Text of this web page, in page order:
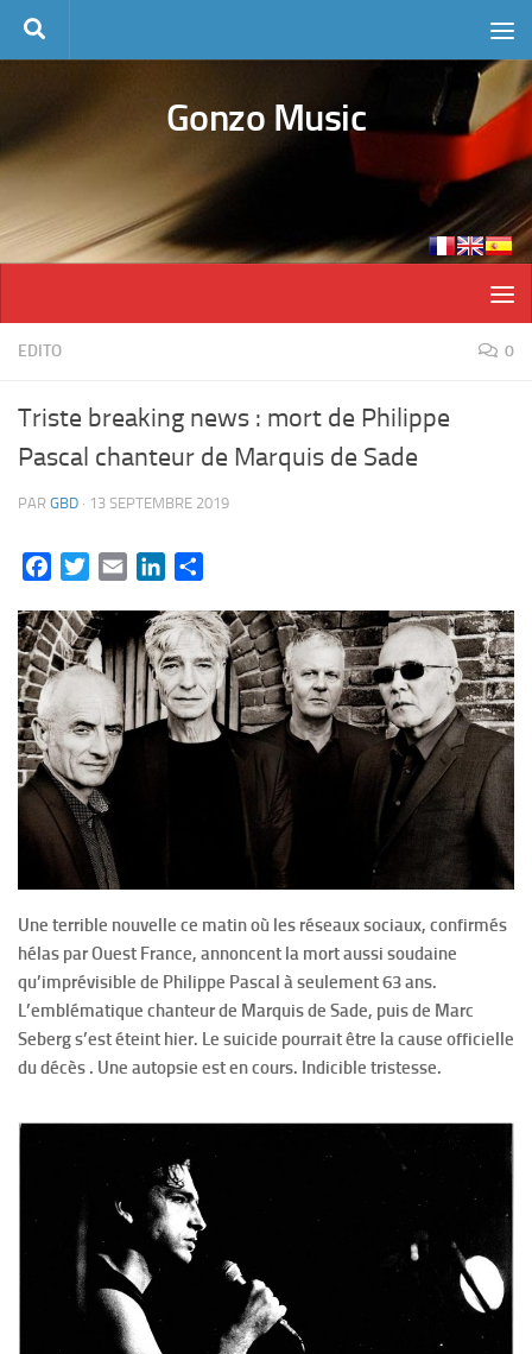
Skip to content
Gonzo Music
EDITO 0
Triste breaking news : mort de Philippe
Pascal chanteur de Marquis de Sade
PAR GBD · 13 SEPTEMBRE 2019
FacebookTwitterEmail LinkedIn
Une terrible nouvelle ce matin où les réseaux sociaux, confirmés
hélas par Ouest France, annoncent la mort aussi soudaine
qu’imprévisible de Philippe Pascal à seulement 63 ans.
L’emblématique chanteur de Marquis de Sade, puis de Marc
Seberg s’est éteint hier. Le suicide pourrait être la cause officielle
du décès . Une autopsie est en cours. Indicible tristesse.